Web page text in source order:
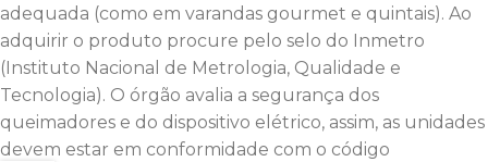
adequada (como em varandas gourmet e quintais). Ao
adquirir o produto procure pelo selo do Inmetro
(Instituto Nacional de Metrologia, Qualidade e
Tecnologia). O órgão avalia a segurança dos
queimadores e do dispositivo elétrico, assim, as unidades
devem estar em conformidade com o código